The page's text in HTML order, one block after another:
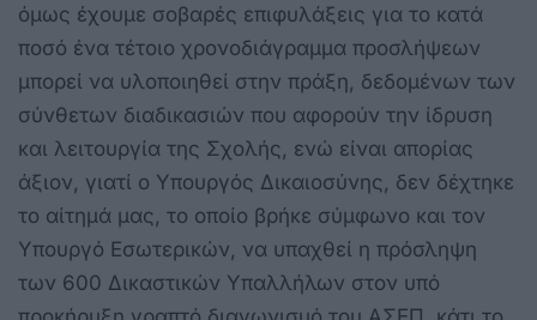
όμως έχουμε σοβαρές επιφυλάξεις για το κατά
ποσό ένα τέτοιο χρονοδιάγραμμα προσλήψεων
μπορεί να υλοποιηθεί στην πράξη, δεδομένων των
σύνθετων διαδικασιών που αφορούν την ίδρυση
και λειτουργία της Σχολής, ενώ είναι απορίας
άξιον, γιατί ο Υπουργός Δικαιοσύνης, δεν δέχτηκε
το αίτημά μας, το οποίο βρήκε σύμφωνο και τον
Υπουργό Εσωτερικών, να υπαχθεί η πρόσληψη
των 600 Δικαστικών Υπαλλήλων στον υπό